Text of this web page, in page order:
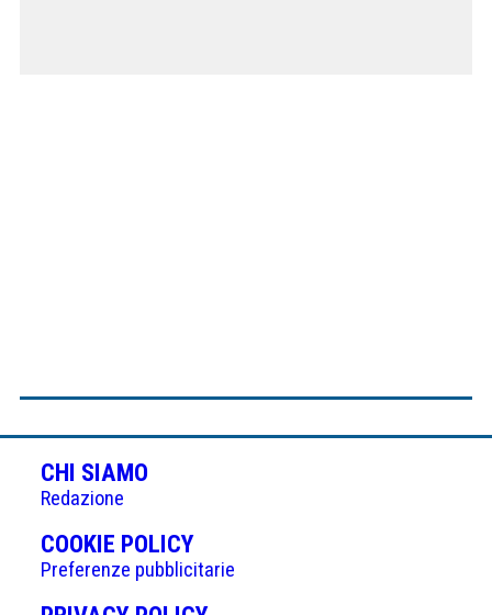
CHI SIAMO
Redazione
COOKIE POLICY(APRE
IN
UNA
Preferenze pubblicitarie